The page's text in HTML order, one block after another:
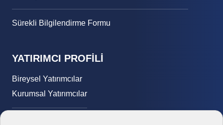
Sürekli Bilgilendirme Formu
YATIRIMCI PROFİLİ
Bireysel Yatırımcılar
Kurumsal Yatırımcılar